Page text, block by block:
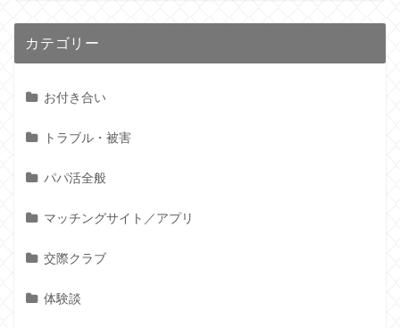
カテゴリー
お付き合い
トラブル・被害
パパ活全般
マッチングサイト／アプリ
交際クラブ
体験談